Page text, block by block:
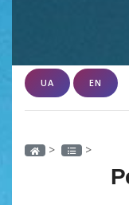
UA EN
> >